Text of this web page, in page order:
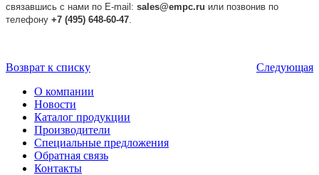
связавшись с нами по E-mail: sales@empc.ru или позвонив по
телефону +7 (495) 648-60-47
Возврат к списку
Следующая
О компании
Новости
Каталог продукции
Производители
Специальные предложения
Обратная связь
Контакты